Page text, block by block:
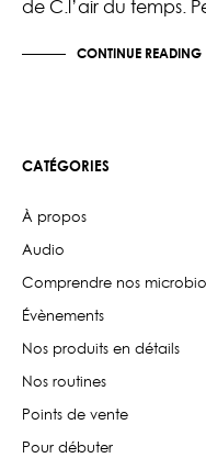
de C.l’air du temps.
CONTINUE READING
CATÉGORIES
À propos
Audio
Comprendre nos
Évènements
Nos produits en détails
Nos routines
Points de vente
Pour débuter